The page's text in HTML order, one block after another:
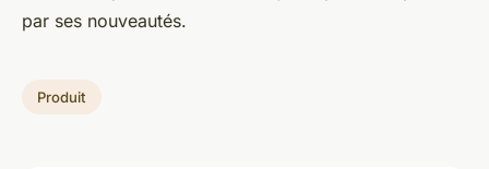
par ses nouveautés.
Produit